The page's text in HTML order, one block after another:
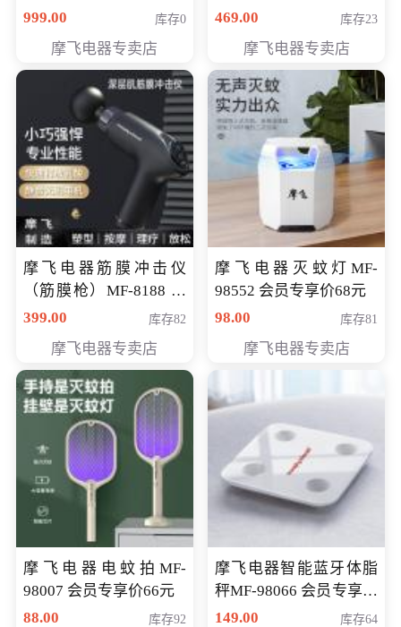
享价668元
999.00 库存0
摩飞电器专卖店
MF-HG30 ） 会员专享价
469.00 库存23
摩飞电器专卖店
摩飞电器筋膜冲击仪
（筋膜枪）MF-8188 会
员专享价268元
399.00 库存82
摩飞电器专卖店
摩飞电器灭蚊灯MF-
98552 会员专享价68元
98.00
库存81
摩飞电器专卖店
摩飞电器电蚊拍MF-
98007 会员专享价66元
88.00
库存92
摩飞电器智能蓝牙体脂
秤MF-98066 会员专享价
98元
149.00 库存64